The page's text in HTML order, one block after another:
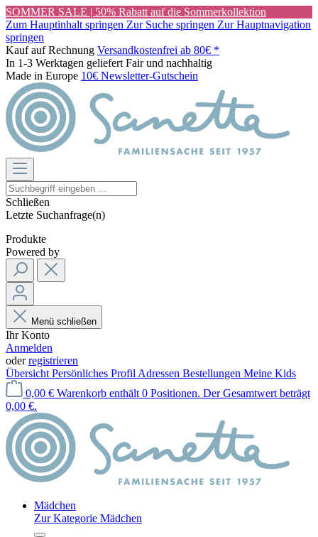
SOMMER SALE | 50% Rabatt auf die Sommerkollektion
Zum Hauptinhalt springen Zur Suche springen Zur Hauptnavigation
springen
Kauf auf Rechnung Versandkostenfrei ab 80€ *
In 1-3 Werktagen geliefert Fair und nachhaltig
Made in Europe 10€ Newsletter-Gutschein
Schließen
Letzte Suchanfrage(n)
Produkte
Powered by
Menü schließen
Ihr Konto
Anmelden
oderregistrieren
Übersicht Persönliches Profil Adressen Bestellungen Meine Kids
0,00 € Warenkorb enthält 0 Positionen. Der Gesamtwert beträgt
0,00 €.
Mädchen
Zur Kategorie Mädchen